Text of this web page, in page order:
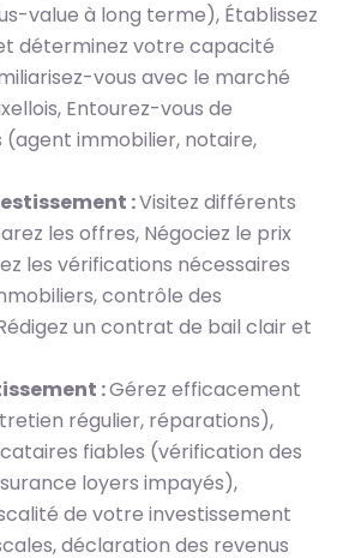
value à long terme), Établissez
déterminez votre capacité
vous avec le marché
Entourez-vous de
(agent immobilier, notaire,
:Visitez différents
les offres, Négociez le prix
les vérifications nécessaires
contrôle des
un contrat de bail clair et
:Gérez efficacement
régulier, réparations),
fiables (vérification des
loyers impayés),
de votre investissement
déclaration des revenus